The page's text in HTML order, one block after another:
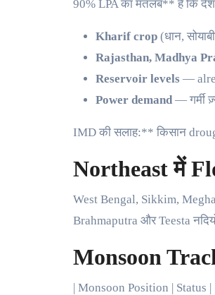
90% LPA का मतलब** है कि
Kharif crop (धान,
Rajasthan, Madhya
Reservoir levels —
Power demand — गर्मी
IMD की सलाह:** किसान
Northeast में
West Bengal, Sikkim,
Brahmaputra और Teesta
Monsoon
| Monsoon Position | Status |